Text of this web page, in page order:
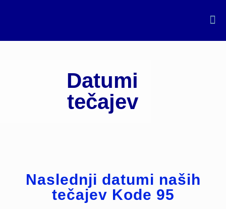
Datumi
tečajev
Naslednji datumi naših
tečajev Kode 95